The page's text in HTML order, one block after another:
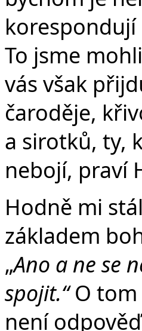
To jsme
vás však
čaroděje,
a sirotků, ty,
nebojí, praví
Hodně mi
základem
„Ano a ne se
spojit.“O
není